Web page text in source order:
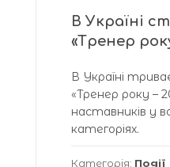
В Україні
«Тренер
В Україні
«Тренер року –
наставників у
категоріях.
Категорія: Події